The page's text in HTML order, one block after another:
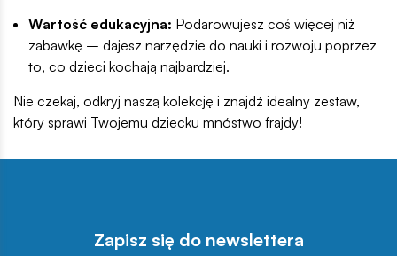
Wartość edukacyjna: Podarowujesz coś więcej niż
zabawkę – dajesz narzędzie do nauki i rozwoju poprzez
to, co dzieci kochają najbardziej.
Nie czekaj, odkryj naszą kolekcję i znajdź idealny zestaw,
który sprawi Twojemu dziecku mnóstwo frajdy!
Zapisz się do newslettera